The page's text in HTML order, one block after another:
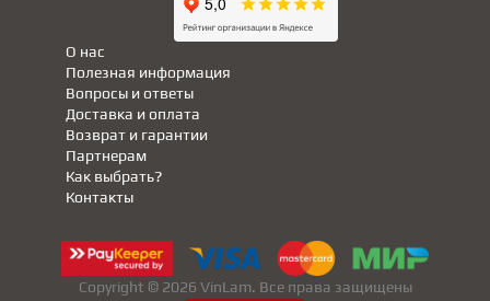
Полезная информация
Партнерам
Вопросы и ответы
Доставка и оплата
Возврат и гарантии
Как выбрать?
О нас
Контакты
Copyright © 2026 VinLam. Все права защищены